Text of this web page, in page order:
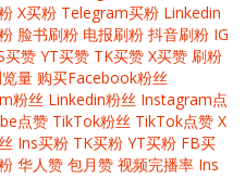
X买粉 Telegram买粉 Linkedin
脸书刷粉 电报刷粉 抖音刷粉 IG
买赞 YT买赞 TK买赞 X买赞 刷粉
量 购买Facebook粉丝
粉丝 Linkedin粉丝 Instagram点
点赞 TikTok粉丝 TikTok点赞 X
Ins买粉 TK买粉 YT买粉 FB买
华人赞 包月赞 视频完播率 Ins